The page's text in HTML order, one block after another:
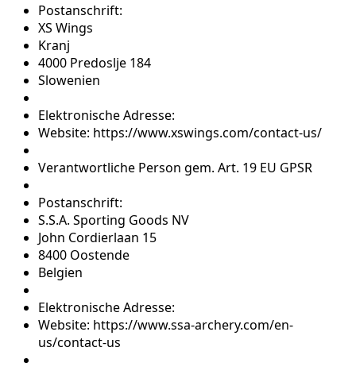
Postanschrift:
XS Wings
Kranj
4000 Predoslje 184
Slowenien
Elektronische Adresse:
Website: https://www.xswings.com/contact-us/
Verantwortliche Person gem. Art. 19 EU GPSR
Postanschrift:
S.S.A. Sporting Goods NV
John Cordierlaan 15
8400 Oostende
Belgien
Elektronische Adresse:
Website: https://www.ssa-archery.com/en-
us/contact-us